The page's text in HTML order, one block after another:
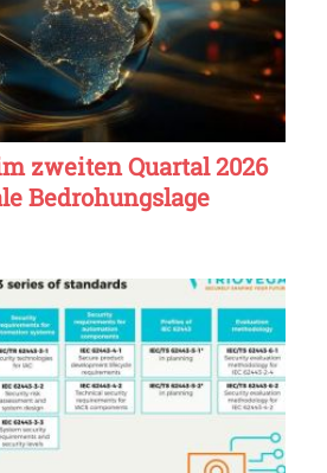
zweiten Quartal 2026
Bedrohungslage